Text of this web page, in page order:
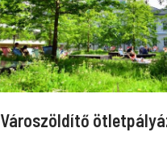
Városzöldítő